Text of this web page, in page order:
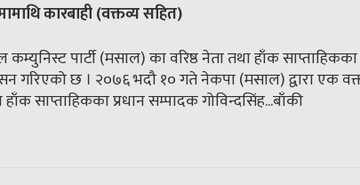
कारबाही (वक्तव्य सहित)
कम्युनिस्ट पार्टी (मसाल) का वरिष्ठ नेता तथा हाँक
गरिएको छ । २०७६ भदौ १० गते नेकपा (मसाल) द्वारा
साप्ताहिकका प्रधान सम्पादक गोविन्दसिंह...बाँकी